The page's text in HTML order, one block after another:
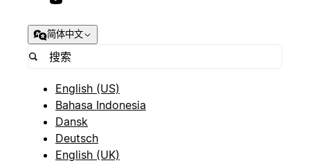
简体中文
English (US)
Bahasa Indonesia
Dansk
Deutsch
English (UK)